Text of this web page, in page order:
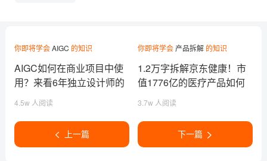
你即将学会AIGC 的知识
AIGC如何在商业项目中使
用？来看6年独立设计师的
深度分析！
4.5w 人阅读
上一篇
你即将学会 产品拆解 的知识
1.2万字拆解京东健康！市
值1776亿的医疗产品如何
设计？
3.7w 人阅读
下一篇